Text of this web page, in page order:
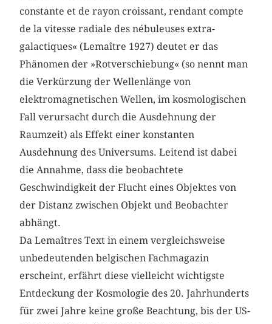
constante et de rayon croissant, rendant compte
de la vitesse radiale des nébuleuses extra-
galactiques« (Lemaître 1927) deutet er das
Phänomen der »Rotverschiebung« (so nennt man
die Verkürzung der Wellenlänge von
elektromagnetischen Wellen, im kosmologischen
Fall verursacht durch die Ausdehnung der
Raumzeit) als Effekt einer konstanten
Ausdehnung des Universums. Leitend ist dabei
die Annahme, dass die beobachtete
Geschwindigkeit der Flucht eines Objektes von
der Distanz zwischen Objekt und Beobachter
abhängt.
Da Lemaîtres Text in einem vergleichsweise
unbedeutenden belgischen Fachmagazin
erscheint, erfährt diese vielleicht wichtigste
Entdeckung der Kosmologie des 20. Jahrhunderts
für zwei Jahre keine große Beachtung, bis der US-